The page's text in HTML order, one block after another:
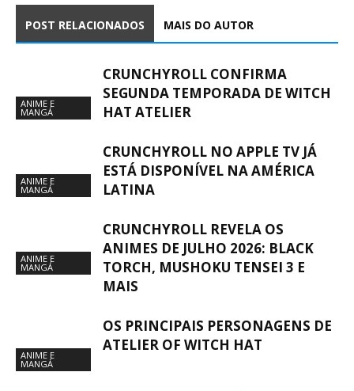
POST RELACIONADOS MAIS DO AUTOR
ANIME E
MANGÁ
CRUNCHYROLL CONFIRMA
SEGUNDA TEMPORADA DE WITCH
HAT ATELIER
ANIME E
MANGÁ
CRUNCHYROLL NO APPLE TV JÁ
ESTÁ DISPONÍVEL NA AMÉRICA
LATINA
ANIME E
MANGÁ
CRUNCHYROLL REVELA OS
ANIMES DE JULHO 2026: BLACK
TORCH, MUSHOKU TENSEI 3 E
MAIS
ANIME E
MANGÁ
OS PRINCIPAIS PERSONAGENS DE
ATELIER OF WITCH HAT